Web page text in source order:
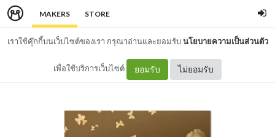
MAKERS STORE
เราใช้คุ๊กกี้บนเว็บไซต์ของเรา กรุณาอ่านและยอมรับนโยบายความเป็นส่วนตัว
เพื่อใช้บริการเว็บไซต์ ยอมรับ ไม่ยอมรับ